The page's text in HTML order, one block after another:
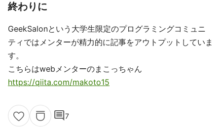
終わりに
GeekSalonという大学生限定のプログラミングコミュニ
ティではメンターが精力的に記事をアウトプットしていま
す。
こちらはwebメンターのまこっちゃん
https://qiita.com/makoto15
comment7